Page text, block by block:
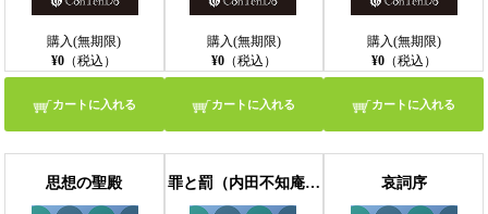
購入(無期限)
¥0 （税込）
カートに入れる
購入(無期限)
¥0（税込）
カートに入れる
購入(無期限)
¥0（税込）
カートに入れる
思想の聖殿 罪と罰（内田不知庵訳） 哀詞序